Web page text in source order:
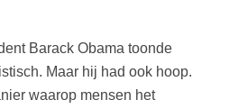
Barack Obama toonde
Maar hij had ook hoop.
waarop mensen het